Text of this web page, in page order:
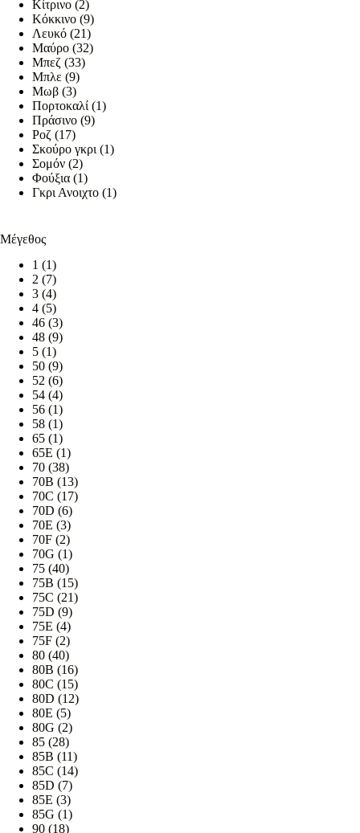
Κίτρινο (2)
Κόκκινο (9)
Λευκό (21)
Μαύρο (32)
Μπεζ (33)
Μπλε (9)
Μωβ (3)
Πορτοκαλί (1)
Πράσινο (9)
Ροζ (17)
Σκούρο γκρι (1)
Σομόν (2)
Φούξια (1)
Γκρι Ανοιχτο (1)
Μέγεθος
1 (1)
2 (7)
3 (4)
4 (5)
46 (3)
48 (9)
5 (1)
50 (9)
52 (6)
54 (4)
56 (1)
58 (1)
65 (1)
65E (1)
70 (38)
70B (13)
70C (17)
70D (6)
70E (3)
70F (2)
70G (1)
75 (40)
75B (15)
75C (21)
75D (9)
75E (4)
75F (2)
80 (40)
80B (16)
80C (15)
80D (12)
80E (5)
80G (2)
85 (28)
85B (11)
85C (14)
85D (7)
85E (3)
85G (1)
90 (18)